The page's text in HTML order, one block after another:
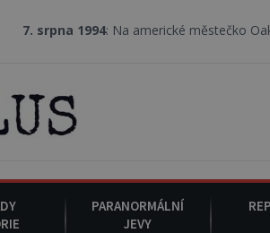
: Na americké městečko Oakville se z
PARANORMÁLNÍ
JEVY